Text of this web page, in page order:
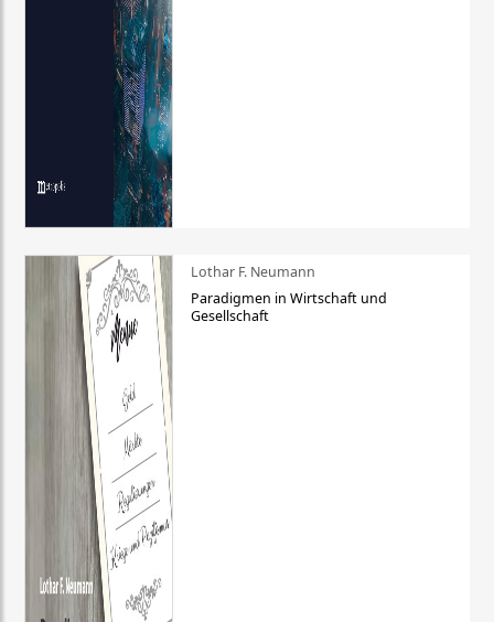
Lothar F. Neumann
Paradigmen in Wirtschaft und
Gesellschaft